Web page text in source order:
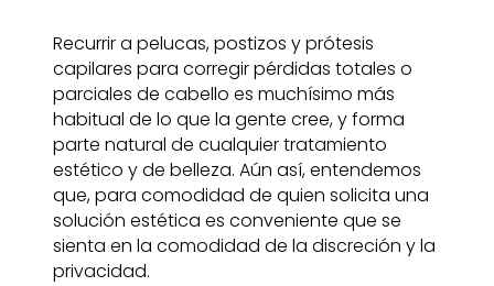
Recurrir a pelucas, postizos y prótesis
capilares para corregir pérdidas totales o
parciales de cabello es muchísimo más
habitual de lo que la gente cree, y forma
parte natural de cualquier tratamiento
estético y de belleza. Aún así, entendemos
que, para comodidad de quien solicita una
solución estética es conveniente que se
sienta en la comodidad de la discreción y la
privacidad.